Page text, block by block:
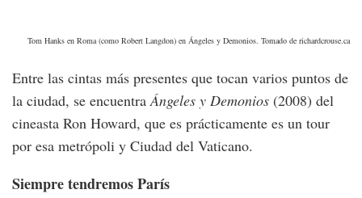
Tom Hanks en Roma (como Robert Langdon) en Ángeles y Demonios. Tomado de richardcrouse.ca
Entre las cintas más presentes que tocan varios puntos de
la ciudad, se encuentraÁngeles y Demonios (2008) del
cineasta Ron Howard, que es prácticamente es un tour
por esa metrópoli y Ciudad del Vaticano.
Siempre tendremos París